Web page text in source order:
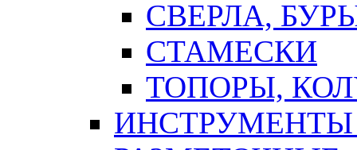
СВЕРЛА,
СТАМЕСКИ
ТОПОРЫ,
ИНСТРУМЕНТЫ